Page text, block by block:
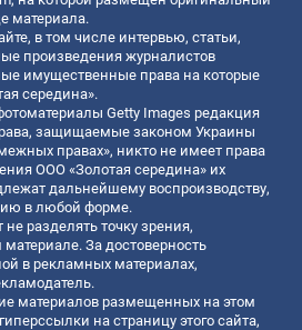
материала.
в том числе интервью, статьи,
произведения журналистов
имущественные права на которые
середина».
Getty Images редакция
защищаемые законом Украины
правах», никто не имеет права
ООО «Золотая середина» их
дальнейшему воспроизводству,
в любой форме.
разделять точку зрения,
За достоверность
в рекламных материалах,
материалов размещенных на этом
на страницу этого сайта,